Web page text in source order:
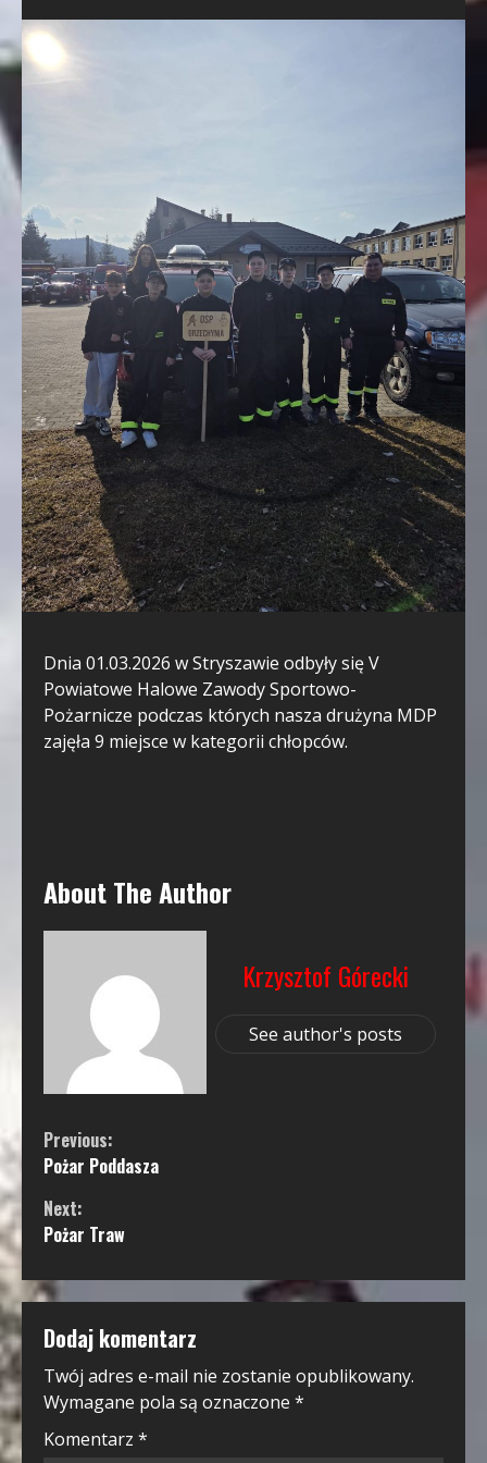
Dnia 01.03.2026 w Stryszawie odbyły się V
Powiatowe Halowe Zawody Sportowo-
Pożarnicze podczas których nasza drużyna MDP
zajęła 9 miejsce w kategorii chłopców.
About The Author
Krzysztof Górecki
See author's posts
Continue
Reading
Previous:
Pożar Poddasza
Next:
Pożar Traw
Dodaj komentarz
Twój adres e-mail nie zostanie opublikowany.
Wymagane pola są oznaczone *
Komentarz *